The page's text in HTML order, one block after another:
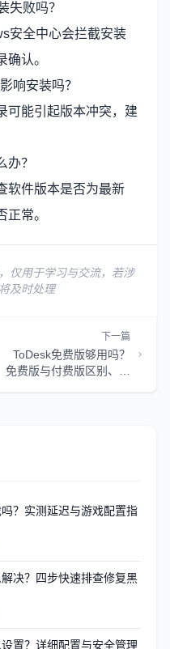
失败吗？
安全中心会拦截安装
认。
响安装吗？
可能引起版本冲突，建
办？
软件版本是否为最新
常。
仅用于学习与交流，若涉
及时处理
下一篇
ToDesk免费版够用吗？
免费版与付费版区别、限
？实测延迟与游戏配置指
决？四步快速排查修复黑
置？详细配置与安全管理